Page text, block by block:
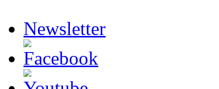
Newsletter